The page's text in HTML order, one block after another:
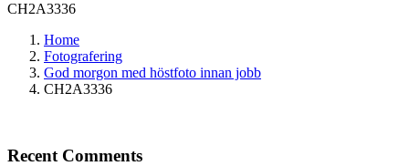
CH2A3336
Home
Fotografering
God morgon med höstfoto innan jobb
CH2A3336
Recent Comments